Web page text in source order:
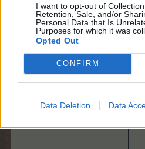
I want to opt-out of
Retention, Sale, and/or
Personal Data that Is
Purposes for which it was
Opted Out
CONFIRM
Data Deletion Data